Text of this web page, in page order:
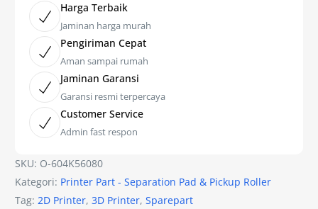
Harga Terbaik
Jaminan harga murah
Pengiriman Cepat
Aman sampai rumah
Jaminan Garansi
Garansi resmi terpercaya
Customer Service
Admin fast respon
SKU: O-604K56080
Kategori: Printer Part - Separation Pad & Pickup Roller
Tag:2D Printer,3D Printer,Sparepart